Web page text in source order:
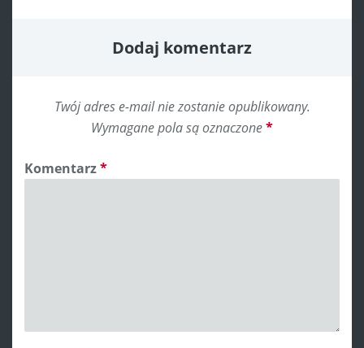
Dodaj komentarz
Twój adres e-mail nie zostanie opublikowany.
Wymagane pola są oznaczone*
Komentarz*